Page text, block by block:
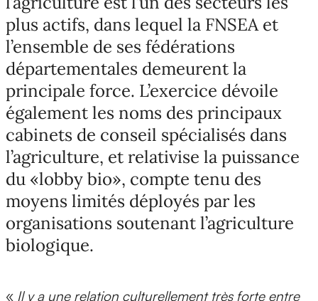
plus actifs, dans lequel la FNSEA et
l’ensemble de ses fédérations
départementales demeurent la
principale force. L’exercice dévoile
également les noms des principaux
cabinets de conseil spécialisés dans
l’agriculture, et relativise la puissance
du «lobby bio», compte tenu des
moyens limités déployés par les
organisations soutenant l’agriculture
biologique.
« Il y a une relation culturellement très forte entre